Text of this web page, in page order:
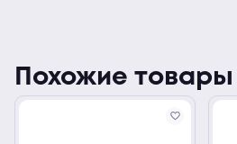
Похожие товары